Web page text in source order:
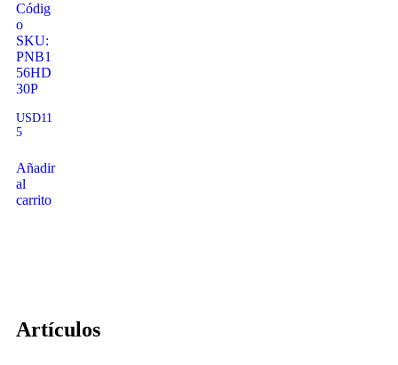
Códig
o
SKU:
PNB1
56HD
30P
USD11
5
Añadir
al
carrito
Artículos